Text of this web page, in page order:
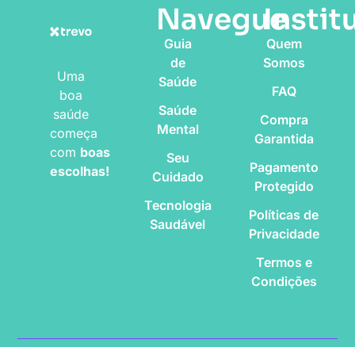
Uma
boa
saúde
começa
com boas
escolhas!
Navegue
Guia
de
Saúde
Saúde
Mental
Seu
Cuidado
Tecnologia
Saudável
Quem
Somos
FAQ
Compra
Garantida
Pagamento
Protegido
Políticas de
Privacidade
Termos e
Condições